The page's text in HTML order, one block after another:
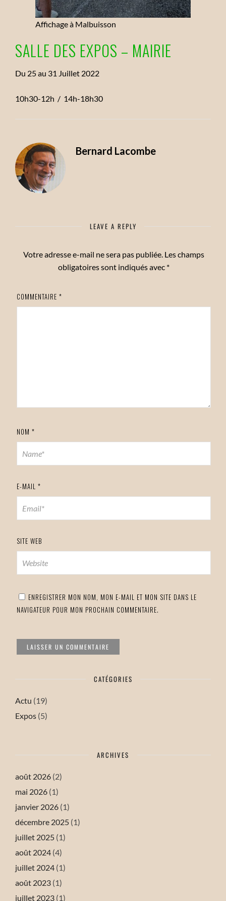
Affichage à Malbuisson
SALLE DES EXPOS – MAIRIE
Du 25 au 31 Juillet 2022
10h30-12h / 14h-18h30
Bernard Lacombe
LEAVE A REPLY
Votre adresse e-mail ne sera pas publiée. Les champs
obligatoires sont indiqués avec *
COMMENTAIRE *
NOM *
E-MAIL *
SITE WEB
ENREGISTRER MON NOM, MON E-MAIL ET MON SITE DANS LE
NAVIGATEUR POUR MON PROCHAIN COMMENTAIRE.
CATÉGORIES
Actu (19)
Expos (5)
ARCHIVES
août 2026 (2)
mai 2026 (1)
janvier 2026 (1)
décembre 2025 (1)
juillet 2025 (1)
août 2024 (4)
juillet 2024 (1)
août 2023 (1)
juillet 2023 (1)